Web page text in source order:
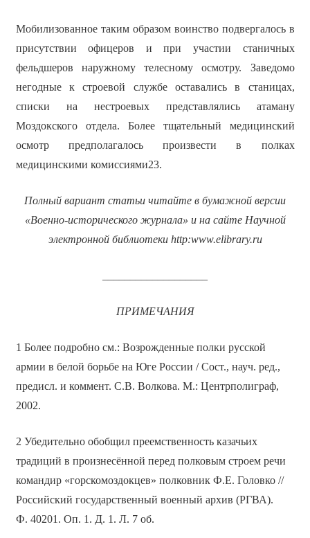
Мобилизованное таким образом воинство подвергалось в
присутствии офицеров и при участии станичных
фельдшеров наружному телесному осмотру. Заведомо
негодные к строевой службе оставались в станицах,
списки на нестроевых представлялись атаману
Моздокского отдела. Более тщательный медицинский
осмотр предполагалось произвести в полках
медицинскими комиссиями23.
Полный вариант статьи читайте в бумажной версии
«Военно-исторического журнала» и на сайте Научной
электронной библиотеки http:www.elibrary.ru
ПРИМЕЧАНИЯ
1 Более подробно см.: Возрожденные полки русской
армии в белой борьбе на Юге России / Сост., науч. ред.,
предисл. и коммент. С.В. Волкова. М.: Центрполиграф,
2002.
2 Убедительно обобщил преемственность казачьих
традиций в произнесённой перед полковым строем речи
командир «горскомоздокцев» полковник Ф.Е. Головко //
Российский государственный военный архив (РГВА).
Ф. 40201. Оп. 1. Д. 1. Л. 7 об.